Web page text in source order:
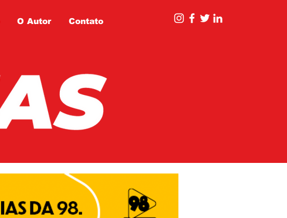
O Autor Contato